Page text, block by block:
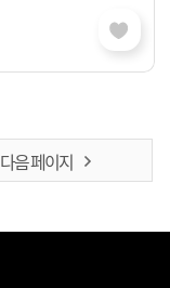
다음 페이지